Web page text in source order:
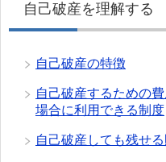
自己破産を理解する
自己破産の特徴
自己破産するための
場合に利用できる制度
自己破産しても残せ